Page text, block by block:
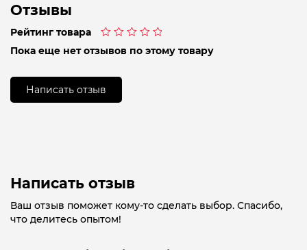
Отзывы
Рейтинг товара
0
Пока еще нет отзывов по этому товару
Написать отзыв
Написать отзыв
Ваш отзыв поможет кому-то сделать выбор. Спасибо,
что делитесь опытом!